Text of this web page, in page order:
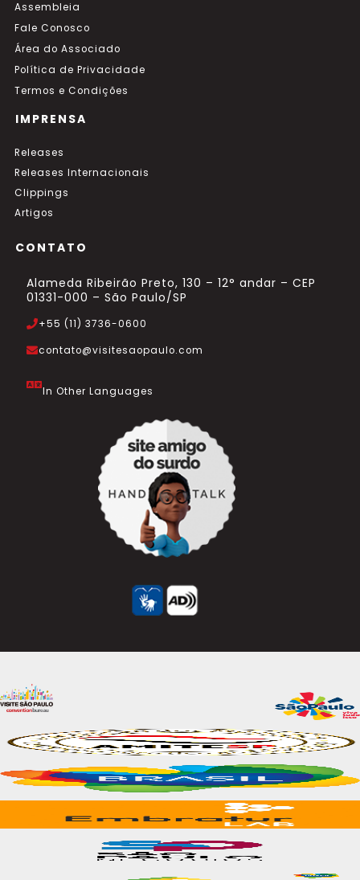
Assembleia
Fale Conosco
Área do Associado
Política de Privacidade
Termos e Condições
IMPRENSA
Releases
Releases Internacionais
Clippings
Artigos
CONTATO
Alameda Ribeirão Preto, 130 – 12° andar – CEP
01331-000 – São Paulo/SP
+55 (11) 3736-0600
contato@visitesaopaulo.com
In Other Languages